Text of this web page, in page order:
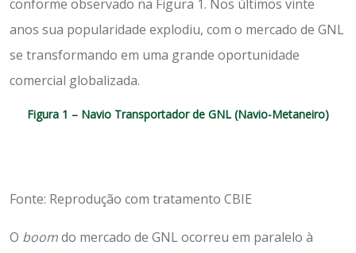
conforme observado na Figura 1. Nos últimos vinte
anos sua popularidade explodiu, com o mercado de GNL
se transformando em uma grande oportunidade
comercial globalizada.
Figura 1 – Navio Transportador de GNL (Navio-Metaneiro)
Fonte: Reprodução com tratamento CBIE
O boomdo mercado de GNL ocorreu em paralelo à